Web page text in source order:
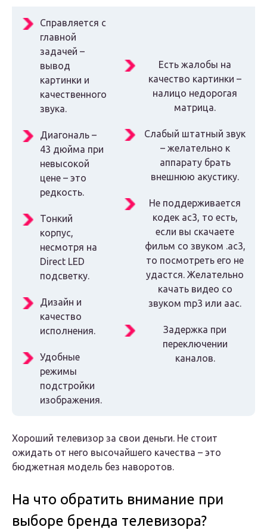
Справляется с
главной
задачей –
вывод
картинки и
качественного
звука.
Диагональ –
43 дюйма при
невысокой
цене – это
редкость.
Тонкий
корпус,
несмотря на
Direct LED
подсветку.
Дизайн и
качество
исполнения.
Удобные
режимы
подстройки
изображения.
Есть жалобы на
качество картинки –
налицо недорогая
матрица.
Слабый штатный звук
– желательно к
аппарату брать
внешнюю акустику.
Не поддерживается
кодек ac3, то есть,
если вы скачаете
фильм со звуком .ac3,
то посмотреть его не
удастся. Желательно
качать видео со
звуком mp3 или aac.
Задержка при
переключении
каналов.
Хороший телевизор за свои деньги. Не стоит
ожидать от него высочайшего качества – это
бюджетная модель без наворотов.
На что обратить внимание при
выборе бренда телевизора?